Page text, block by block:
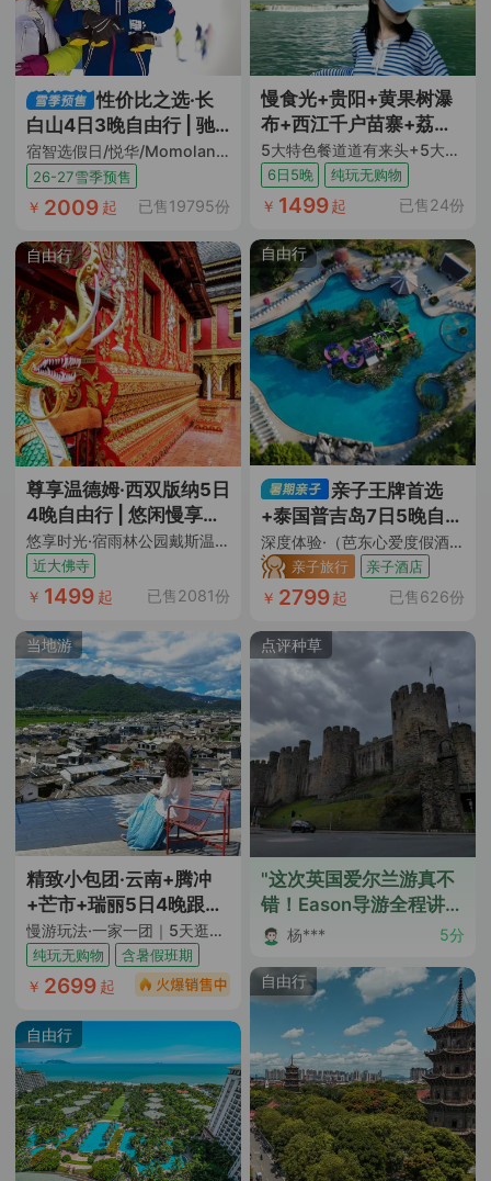
性价比之选·长
白山4日3晚自由行 | 驰
骋纯白滑雪场
宿智选假日/悦华/Momoland酒店（双早+日场滑雪票+汉拿山温泉票+限时水乐园+限时娱雪乐园门票+当地接送机+BOOMi一日营）
26-27雪季预售
￥ 2009 起 已售19795份
自由行
尊享温德姆·西双版纳5日
4晚自由行 | 悠闲慢享旅
途
悠享时光·宿雨林公园戴斯温德姆（连住4晚网评4钻酒店含双早 酒店近勐泐大佛寺景区 热带植被环绕 恒温泳池+往返机票+含10kg托运行李额）
近大佛寺
￥ 1499 起 已售2081份
当地游
精致小包团·云南+腾冲
+芒市+瑞丽5日4晚跟团
游
慢游玩法·一家一团｜5天逛遍3座城｜吃遍5大特色餐5大地道小吃｜5大核心地标景点全覆盖｜ 缅式洗头+马帮烤茶+田园咖啡｜逛市井夜市｜一日自由活动随心逛｜1晚4钻酒店+升级1晚温泉酒店+2晚和顺温泉民宿｜特色伴手礼｜纯玩0购物0车销｜全程透明无隐形店
纯玩无购物 含暑假班期
￥ 2699 起
自由行
慢食光+贵阳+黄果树瀑
布+西江千户苗寨+荔波
小七孔+梵净山+镇远古
城6日5晚跟团游
5大特色餐道道有来头+5大核心景点一次玩遍不留遗憾+4晚4钻酒店+1晚西江苗寨内特色民宿+赠观景雨衣+苗药足浴包+非遗蜡染 DIY+特色伴手礼+ 纯玩0购物0车销
6日5晚 纯玩无购物
￥ 1499起 已售24份
自由行
亲子王牌首选
+泰国普吉岛7日5晚自由
行
深度体验·（芭东心爱度假酒店+步行 3 分钟到芭东海滩+三个独特泳池+水上乐园滑滑梯+亲子蘑菇屋+闹中取静+花园式度假）
亲子旅行 亲子酒店
￥ 2799起 已售626份
点评种草
"这次英国爱尔兰游真不
错！Eason导游全程讲解
详细，让我们深入了解
化。当地大巴司机也很
好。行程安排合理，想
去的景点都有，每一步
都是惊喜。这次旅行让
我彻底放松并开阔了眼
界。天气也很给力，没
有遗憾。住宿舒适，中
餐合口味，性价比很
杨*** 5分
自由行